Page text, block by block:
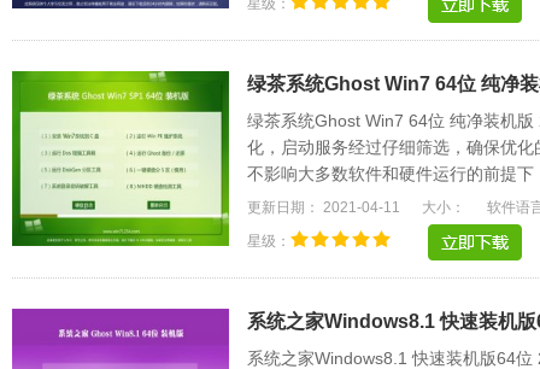
星级：
绿茶系统Ghost Win7 64位 纯净
绿茶系统Ghost Win7 64位 纯净装机
化，启动服务经过仔细筛选，确保优
不影响大多数软件和硬件运行的前提
电脑和Explorer.....
更新日期： 2021-04-11 大小：
软件语
星级：
系统之家Windows8.1 快速装机
系统之家Windows8.1 快速装机版64